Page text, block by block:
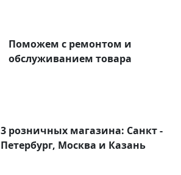
Поможем с ремонтом и
обслуживанием товара
3 розничных магазина: Санкт -
Петербург, Москва и Казань